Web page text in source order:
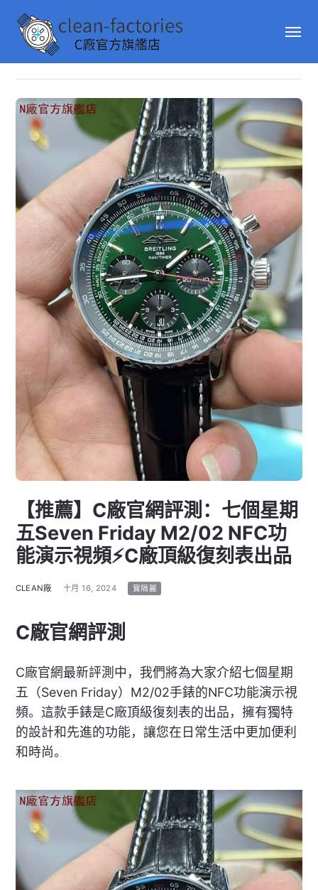
【推薦】C廠官網評測：七個星期
五Seven Friday M2/02 NFC功
能演示視頻⚡C廠頂級復刻表出品
CLEAN廠 十月 16, 2024 寶隔麗
C廠官網評測
C廠官網最新評測中，我們將為大家介紹七個星期
五（Seven Friday）M2/02手錶的NFC功能演示視
頻。這款手錶是C廠頂級復刻表的出品，擁有獨特
的設計和先進的功能，讓您在日常生活中更加便利
和時尚。